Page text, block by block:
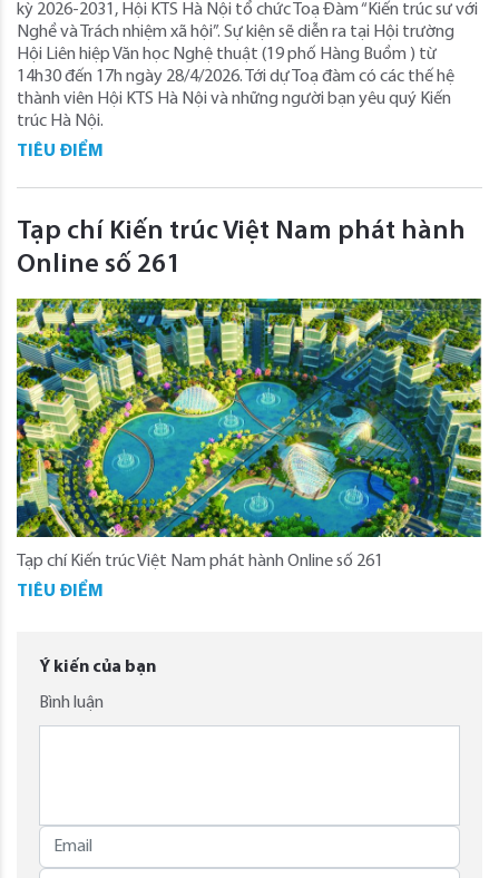
kỳ 2026-2031, Hội KTS Hà Nội tổ chức Toạ Đàm “Kiến trúc sư với
Nghề và Trách nhiệm xã hội”. Sự kiện sẽ diễn ra tại Hội trường
Hội Liên hiệp Văn học Nghệ thuật (19 phố Hàng Buồm ) từ
14h30 đến 17h ngày 28/4/2026. Tới dự Toạ đàm có các thế hệ
thành viên Hội KTS Hà Nội và những người bạn yêu quý Kiến
trúc Hà Nội.
TIÊU ĐIỂM
Tạp chí Kiến trúc Việt Nam phát hành
Online số 261
Tạp chí Kiến trúc Việt Nam phát hành Online số 261
TIÊU ĐIỂM
Ý kiến của bạn
Bình luận